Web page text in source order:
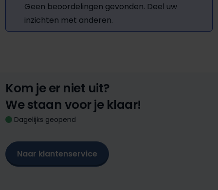
Geen beoordelingen gevonden. Deel uw
inzichten met anderen.
Kom je er niet uit?
We staan voor je klaar!
Dagelijks geopend
Naar klantenservice